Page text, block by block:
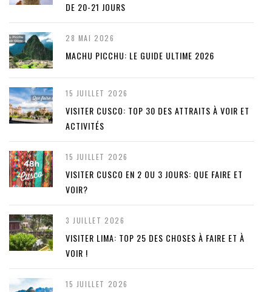
DE 20-21 JOURS
28 MAI 2026
MACHU PICCHU: LE GUIDE ULTIME 2026
15 JUILLET 2026
VISITER CUSCO: TOP 30 DES ATTRAITS À VOIR ET
ACTIVITÉS
15 JUILLET 2026
VISITER CUSCO EN 2 OU 3 JOURS: QUE FAIRE ET
VOIR?
3 JUILLET 2026
VISITER LIMA: TOP 25 DES CHOSES À FAIRE ET À
VOIR !
15 JUILLET 2026